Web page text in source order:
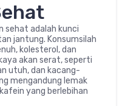
sehat adalah kunci
jantung. Konsumsilah
kolesterol, dan
akan serat, seperti
utuh, dan kacang-
mengandung lemak
yang berlebihan